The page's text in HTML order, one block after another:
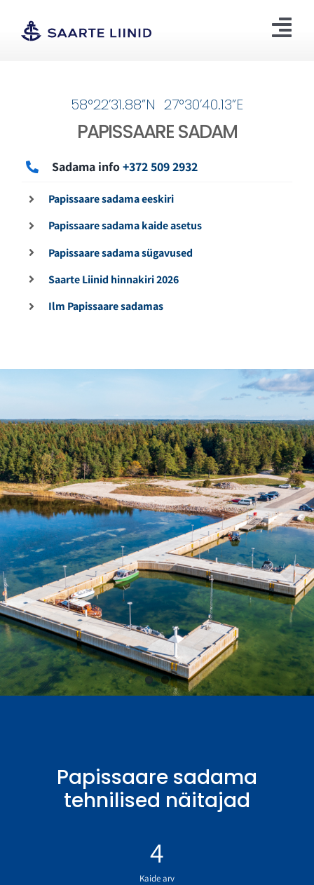
58°22’31.88”N 27°30’40.13”E
PAPISSAARE SADAM
Sadama info+372 509 2932
Papissaare sadama eeskiri
Papissaare sadama kaide asetus
Papissaare sadama sügavused
Saarte Liinid hinnakiri 2026
Ilm Papissaare sadamas
Papissaare sadama
tehnilised näitajad
4
Kaide arv